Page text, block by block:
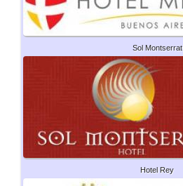
Sol Montserrat
Hotel Rey